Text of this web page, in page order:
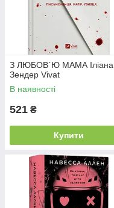
З ЛЮБОВ`Ю МАМА Іліана
Зендер Vivat
В наявності
521 ₴
Купити